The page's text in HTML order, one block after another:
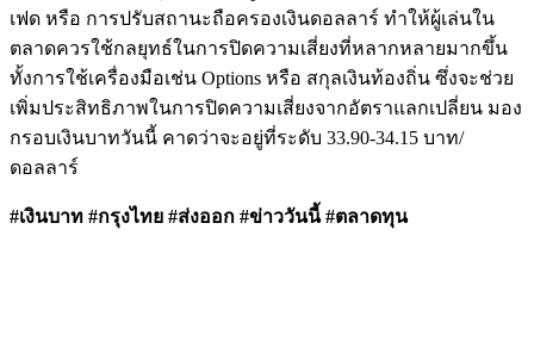
เฟด หรือ การปรับสถานะถือครองเงินดอลลาร์ ทำให้ผู้เล่นใน
ตลาดควรใช้กลยุทธ์ในการปิดความเสี่ยงที่หลากหลายมากขึ้น
ทั้งการใช้เครื่องมือเช่น Options หรือ สกุลเงินท้องถิ่น ซึ่งจะช่วย
เพิ่มประสิทธิภาพในการปิดความเสี่ยงจากอัตราแลกเปลี่ยน มอง
กรอบเงินบาทวันนี้ คาดว่าจะอยู่ที่ระดับ 33.90-34.15 บาท/
ดอลลาร์
#เงินบาท #กรุงไทย #ส่งออก #ข่าววันนี้ #ตลาดทุน